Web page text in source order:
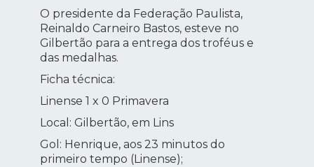
O presidente da Federação Paulista,
Reinaldo Carneiro Bastos, esteve no
Gilbertão para a entrega dos troféus e
das medalhas.
Ficha técnica:
Linense 1 x 0 Primavera
Local: Gilbertão, em Lins
Gol: Henrique, aos 23 minutos do
primeiro tempo (Linense);